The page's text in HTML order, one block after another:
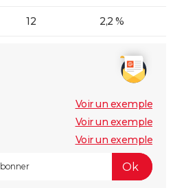
12 2,2 %
Voir un exemple
Voir un exemple
Voir un exemple